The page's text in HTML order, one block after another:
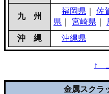
九 州
福岡県 佐
県
宮崎県
沖 縄
沖縄県
↑
金属スクラ